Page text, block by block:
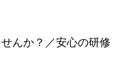
んか？／安心の研修